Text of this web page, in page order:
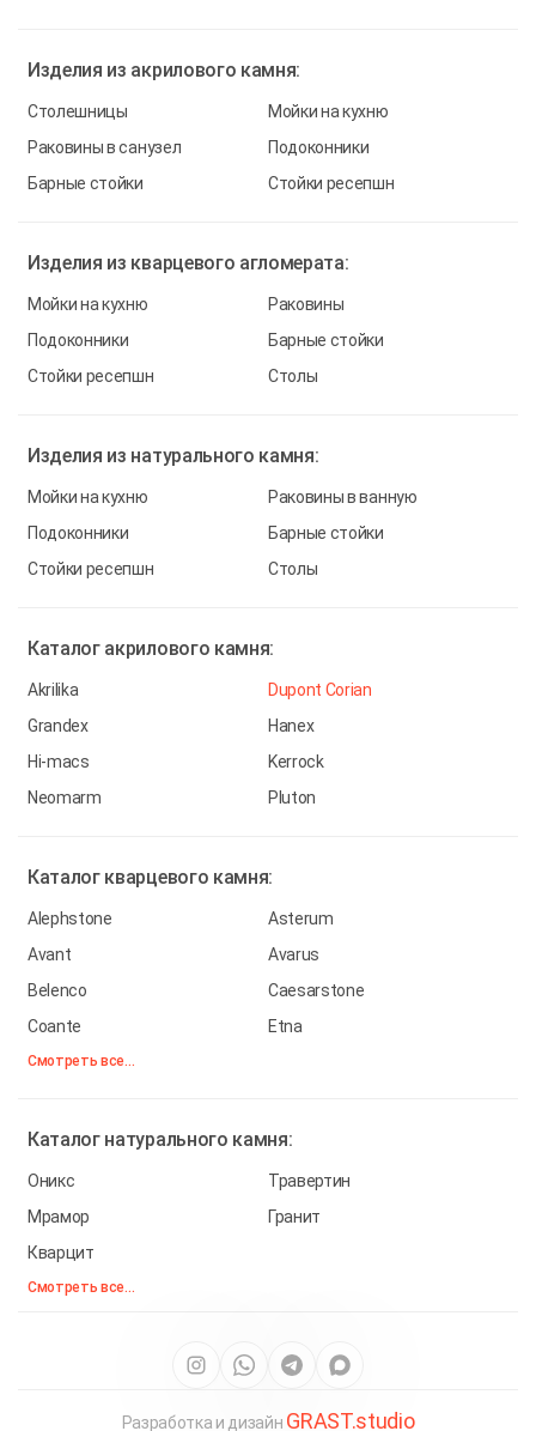
Разработка и дизайн GRAST.studio
Изделия из акрилового камня:
Столешницы
Мойки на кухню
Раковины в санузел
Подоконники
Барные стойки
Стойки ресепшн
Изделия из кварцевого агломерата:
Мойки на кухню
Раковины
Подоконники
Барные стойки
Стойки ресепшн
Столы
Изделия из натурального камня:
Мойки на кухню
Раковины в ванную
Подоконники
Барные стойки
Стойки ресепшн
Столы
Каталог акрилового камня:
Akrilika
Dupont Corian
Grandex
Hanex
Hi-macs
Kerrock
Neomarm
Pluton
Каталог кварцевого камня:
Alephstone
Asterum
Avant
Avarus
Belenco
Caesarstone
Coante
Etna
Смотреть все...
Каталог натурального камня:
Оникс
Травертин
Мрамор
Гранит
Кварцит
Смотреть все...